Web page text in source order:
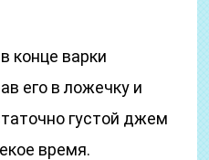
конце варки
его в ложечку и
густой джем
время.